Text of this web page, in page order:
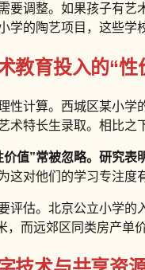
要调整。如果孩子有艺
学的陶艺项目，这些学
教育投入的“性
性计算。西城区某小学
术特长生录取。相比之
价值”常被忽略。研究表
这对他们的学习专注度
评估。北京公立小学的
，而远郊区同类房产单